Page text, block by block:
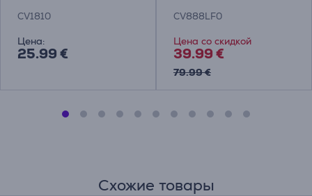
CV1810
Цена:
25.99 €
CV888LF0
Цена со скидкой
39.99 €
79.99 €
Схожие товары